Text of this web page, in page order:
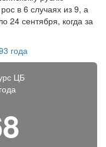
в 6 случаях из 9, а
24 сентября, когда за
года
ЦБ